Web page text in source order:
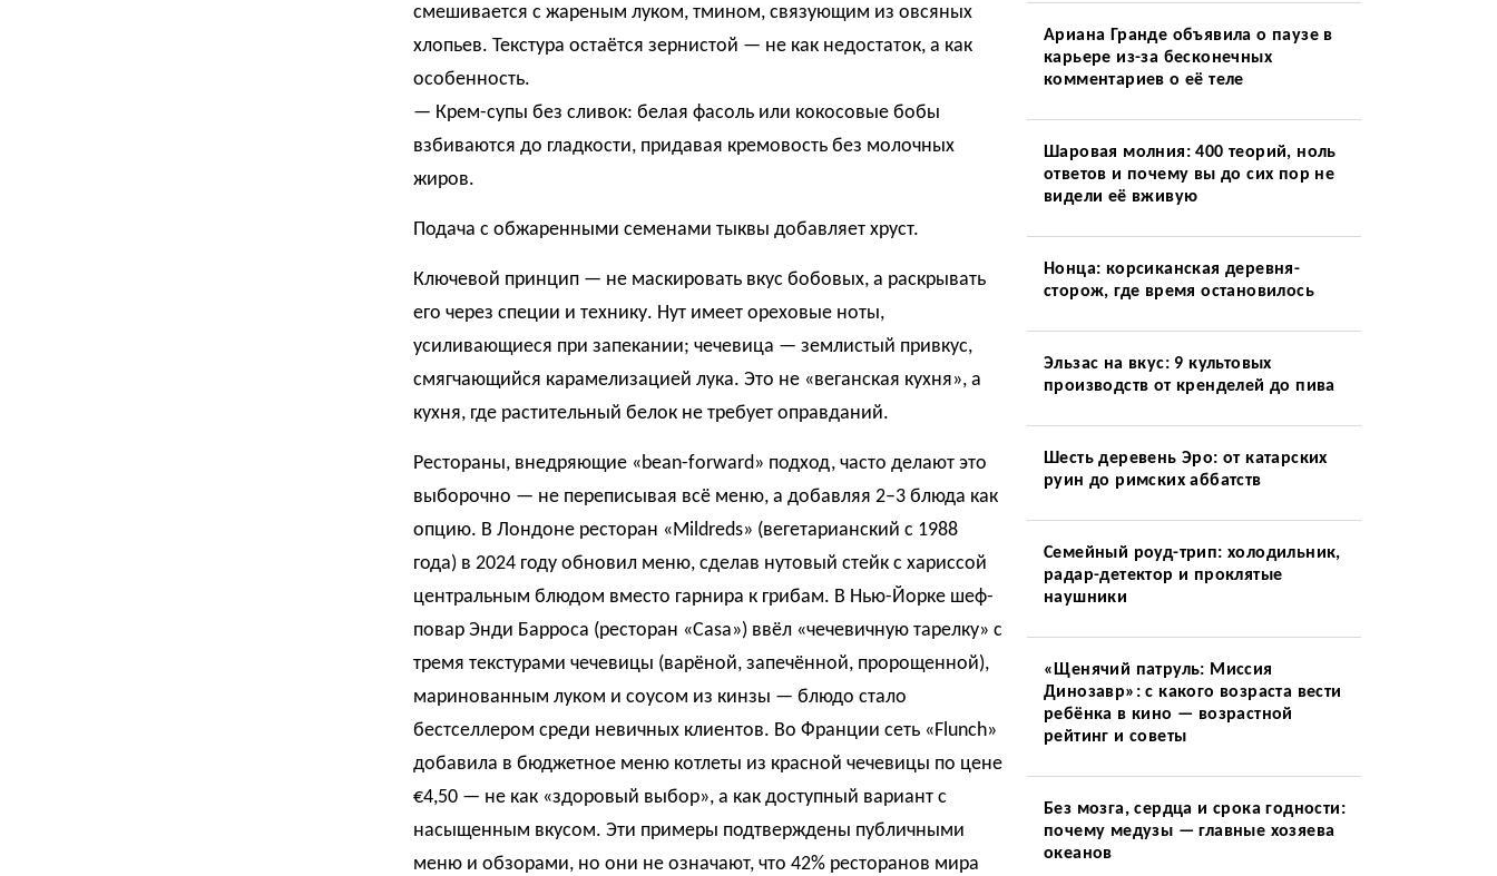
смешивается с жареным луком, тмином, связующим из овсяных
хлопьев. Текстура остаётся зернистой — не как недостаток, а как
особенность.
— Крем-супы без сливок: белая фасоль или кокосовые бобы
взбиваются до гладкости, придавая кремовость без молочных
жиров.
Подача с обжаренными семенами тыквы добавляет хруст.
Ключевой принцип — не маскировать вкус бобовых, а раскрывать
его через специи и технику. Нут имеет ореховые ноты,
усиливающиеся при запекании; чечевица — землистый привкус,
смягчающийся карамелизацией лука. Это не «веганская кухня», а
кухня, где растительный белок не требует оправданий.
Рестораны, внедряющие «bean-forward» подход, часто делают это
выборочно — не переписывая всё меню, а добавляя 2–3 блюда как
опцию. В Лондоне ресторан «Mildreds» (вегетарианский с 1988
года) в 2024 году обновил меню, сделав нутовый стейк с хариссой
центральным блюдом вместо гарнира к грибам. В Нью-Йорке шеф-
повар Энди Барроса (ресторан «Casa») ввёл «чечевичную тарелку» с
тремя текстурами чечевицы (варёной, запечённой, пророщенной),
маринованным луком и соусом из кинзы — блюдо стало
бестселлером среди невичных клиентов. Во Франции сеть «Flunch»
добавила в бюджетное меню котлеты из красной чечевицы по цене
€4,50 — не как «здоровый выбор», а как доступный вариант с
насыщенным вкусом. Эти примеры подтверждены публичными
меню и обзорами, но они не означают, что 42% ресторанов мира
Ариана Гранде объявила о паузе в
карьере из-за бесконечных
комментариев о её теле
Шаровая молния: 400 теорий, ноль
ответов и почему вы до сих пор не
видели её вживую
Нонца: корсиканская деревня-
сторож, где время остановилось
Эльзас на вкус: 9 культовых
производств от кренделей до пива
Шесть деревень Эро: от катарских
руин до римских аббатств
Семейный роуд-трип: холодильник,
радар-детектор и проклятые
наушники
«Щенячий патруль: Миссия
Динозавр»: с какого возраста вести
ребёнка в кино — возрастной
рейтинг и советы
Без мозга, сердца и срока годности:
почему медузы — главные хозяева
океанов